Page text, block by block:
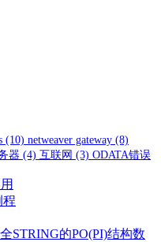
(10) netweaver gateway (8)
器 (4) 互联网 (3) ODATA错误
程
STRING的PO(PI)结构数